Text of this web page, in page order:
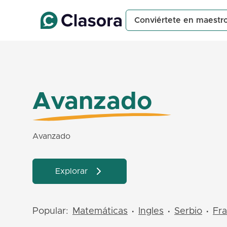
Conviértete en
Avanzado
Avanzado
Explorar
Popular: Matemáticas • Ingles • Serbio •